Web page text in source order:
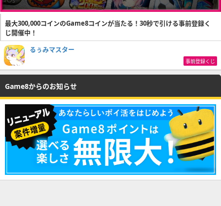
最大300,000コインのGame8コインが当たる！30秒で引ける事前登録く
じ開催中！
るぅみマスター
事前登録くじ
Game8からのお知らせ